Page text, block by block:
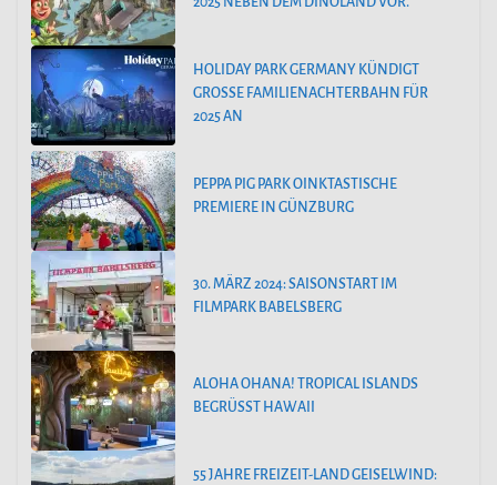
HOLIDAY PARK GERMANY KÜNDIGT
GROSSE FAMILIENACHTERBAHN FÜR 2
025 AN
PEPPA PIG PARK OINKTASTISCHE
PREMIERE IN GÜNZBURG
30. MÄRZ 2024: SAISONSTART IM
FILMPARK BABELSBERG
ALOHA OHANA! TROPICAL ISLANDS
BEGRÜSST HAWAII
55 JAHRE FREIZEIT-LAND GEISELWIND: